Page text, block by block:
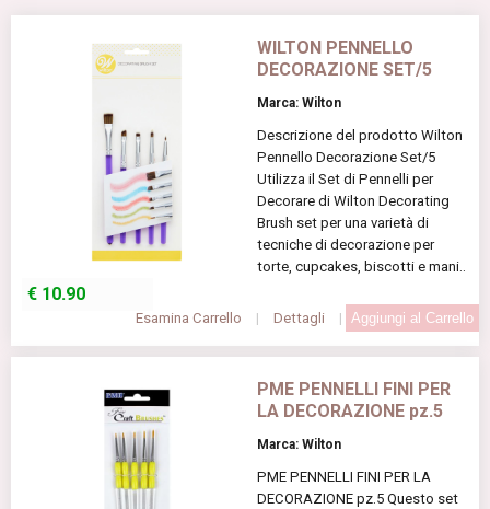
WILTON PENNELLO
DECORAZIONE SET/5
Marca: Wilton
Descrizione del prodotto Wilton
Pennello Decorazione Set/5
Utilizza il Set di Pennelli per
Decorare di Wilton Decorating
Brush set per una varietà di
tecniche di decorazione per
torte, cupcakes, biscotti e mani..
€ 10.90
Esamina Carrello | Dettagli |
PME PENNELLI FINI PER
LA DECORAZIONE pz.5
Marca: Wilton
PME PENNELLI FINI PER LA
DECORAZIONE pz.5 Questo set